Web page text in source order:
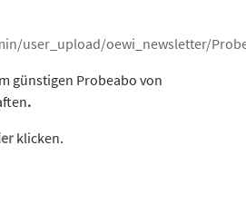
günstigen Probeabo von
.
klicken.